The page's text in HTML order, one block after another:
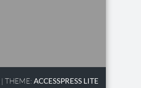
| THEME: ACCESSPRESS LITE